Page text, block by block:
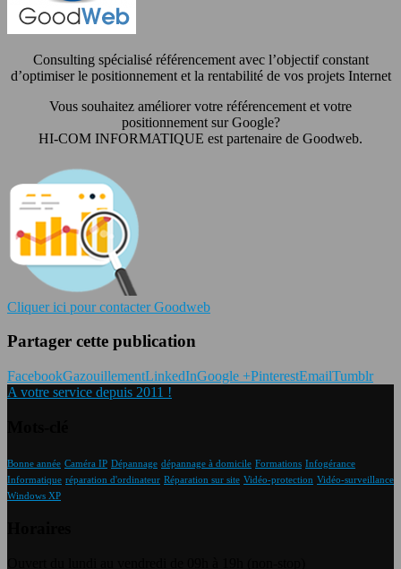
Consulting spécialisé référencement avec l’objectif constant
d’optimiser le positionnement et la rentabilité de vos projets Internet
Vous souhaitez améliorer votre référencement et votre
positionnement sur Google?
HI-COM INFORMATIQUE est partenaire de Goodweb.
Cliquer ici pour contacter Goodweb
Partager cette publication
FacebookGazouillementLinkedInGoogle +PinterestEmailTumblr
A votre service depuis 2011 !
Bonne année Caméra IP Dépannage dépannage à domicile Formations Infogérance
Informatique réparation d'ordinateur Réparation sur site Vidéo-protection Vidéo-surveillance
Windows XP